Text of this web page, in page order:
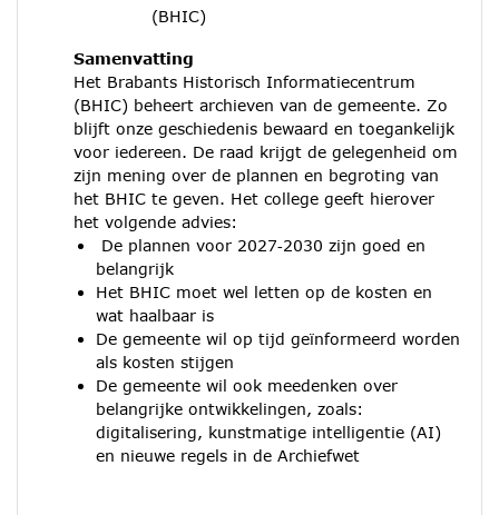
(BHIC)
Samenvatting
Het Brabants Historisch Informatiecentrum
(BHIC) beheert archieven van de gemeente. Zo
blijft onze geschiedenis bewaard en toegankelijk
voor iedereen. De raad krijgt de gelegenheid om
zijn mening over de plannen en begroting van
het BHIC te geven. Het college geeft hierover
het volgende advies:
De plannen voor 2027‑2030 zijn goed en
belangrijk
Het BHIC moet wel letten op de kosten en
wat haalbaar is
De gemeente wil op tijd geïnformeerd worden
als kosten stijgen
De gemeente wil ook meedenken over
belangrijke ontwikkelingen, zoals:
digitalisering, kunstmatige intelligentie (AI)
en nieuwe regels in de Archiefwet